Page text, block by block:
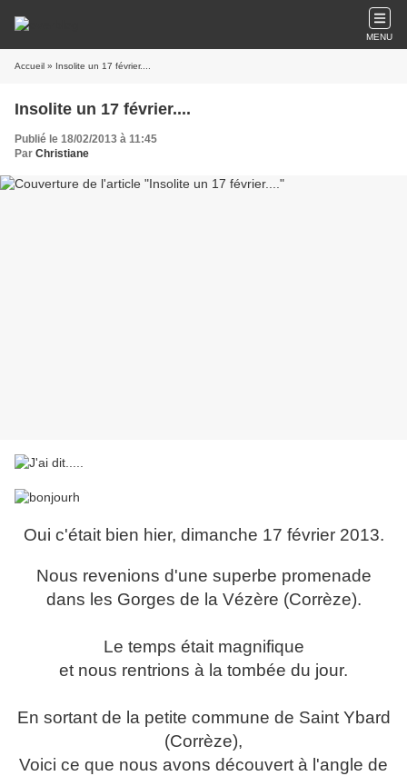
MENU
Accueil » Insolite un 17 février....
Insolite un 17 février....
Publié le 18/02/2013 à 11:45
Par Christiane
Oui c'était bien hier, dimanche 17 février 2013.
Nous revenions d'une superbe promenade
dans les Gorges de la Vézère (Corrèze).
Le temps était magnifique
et nous rentrions à la tombée du jour.
En sortant de la petite commune de Saint Ybard
(Corrèze),
Voici ce que nous avons découvert à l'angle de